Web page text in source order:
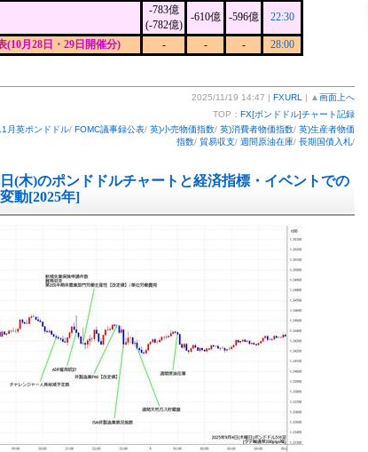
-783億
(-782億)
-610億 -596億 22:30
(10月28日・29日開催分) - - - 28:00
2025/11/19 14:47 | FXURL | ▲ 画面上へ
TOP： FX[ポンドドル]チャート記録
月英ポンドドル/ FOMC議事録公表/ 英)小売物価指数/ 英)消費者物価指数/ 英)生産者物価
指数/ 貿易収支/ 週間原油在庫/ 長期国債入札/
(木)のポンドドルチャートと経済指標・イベントでの
動[2025年]